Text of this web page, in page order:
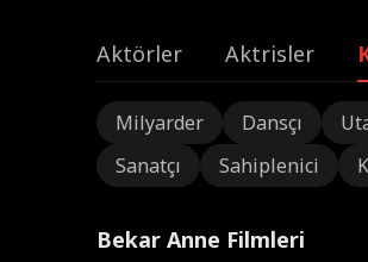
Aktörler Aktrisler
Milyarder Dansçı
Sanatçı
Sahiplenici
Bekar Anne Filmleri